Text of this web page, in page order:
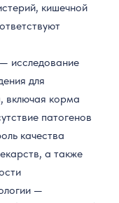
кишечной
исследование
для
включая корма
патогенов
качества
а также
—